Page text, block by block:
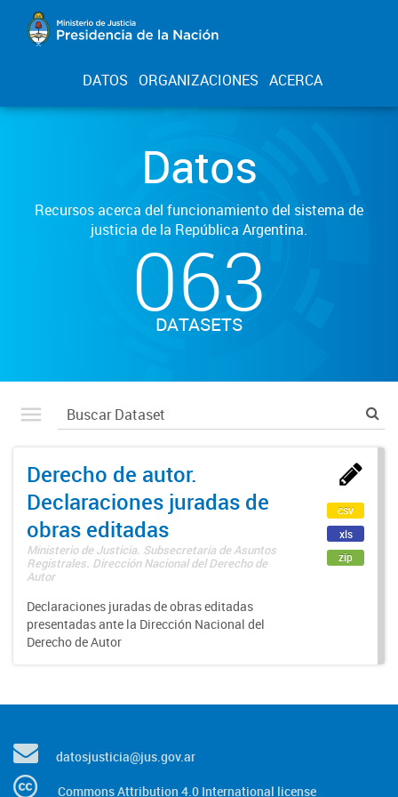
DATOS ORGANIZACIONES ACERCA
Datos
Recursos acerca del funcionamiento del sistema de
justicia de la República Argentina.
063
DATASETS
Derecho de autor.
Declaraciones juradas de
obras editadas
Ministerio de Justicia. Subsecretaría de Asuntos
Registrales. Dirección Nacional del Derecho de
Autor
Declaraciones juradas de obras editadas
presentadas ante la Dirección Nacional del
Derecho de Autor
csv
xls
zip
datosjusticia@jus.gov.ar
Commons Attribution 4.0 International license